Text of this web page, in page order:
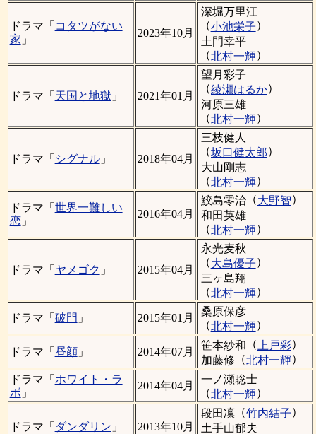
ドラマ「 コタツがない
家 」
2023年10月
深堀万里江
（小池栄子）
土門幸平
（北村一輝）
ドラマ「 天国と地獄 」 2021年01月
望月彩子
（綾瀬はるか）
河原三雄
（北村一輝）
ドラマ「 シグナル」 2018年04月
三枝健人
（坂口健太郎）
大山剛志
（北村一輝）
ドラマ「 世界一難しい
恋」
2016年04月
鮫島零治（大野智）
和田英雄
（北村一輝）
ドラマ「 ヤメゴク 」 2015年04月
永光麦秋
（大島優子）
三ヶ島翔
（北村一輝）
ドラマ「 破門 」 2015年01月
桑原保彦
（北村一輝）
ドラマ「 昼顔」 2014年07月
笹本紗和 （ 上戸彩）
加藤修 （北村一輝）
ドラマ「 ホワイト・ラ
ボ 」
2014年04月
一ノ瀬聡士
（北村一輝）
ドラマ「 ダンダリン 」 2013年10月
段田凜（竹内結子）
土手山郁夫